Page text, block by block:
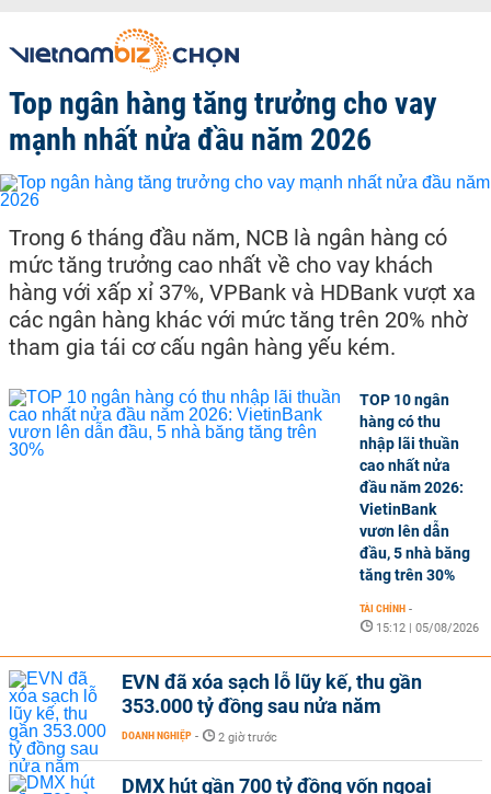
Top ngân hàng tăng trưởng cho vay
mạnh nhất nửa đầu năm 2026
Trong 6 tháng đầu năm, NCB là ngân hàng có
mức tăng trưởng cao nhất về cho vay khách
hàng với xấp xỉ 37%, VPBank và HDBank vượt xa
các ngân hàng khác với mức tăng trên 20% nhờ
tham gia tái cơ cấu ngân hàng yếu kém.
TOP 10 ngân
hàng có thu
nhập lãi thuần
cao nhất nửa
đầu năm 2026:
VietinBank
vươn lên dẫn
đầu, 5 nhà băng
tăng trên 30%
TÀI CHÍNH -
15:12 | 05/08/2026
EVN đã xóa sạch lỗ lũy kế, thu gần
353.000 tỷ đồng sau nửa năm
DOANH NGHIỆP - 2 giờ trước
DMX hút gần 700 tỷ đồng vốn ngoại